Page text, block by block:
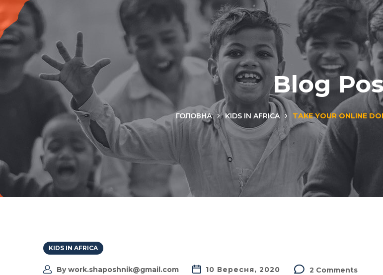
Blog
ГОЛОВНА KIDS IN AFRICA TAKE YOUR ONLINE
KIDS IN AFRICA
Bywork.shaposhnik@gmail.com 10 Вересня, 2020 2 Comments